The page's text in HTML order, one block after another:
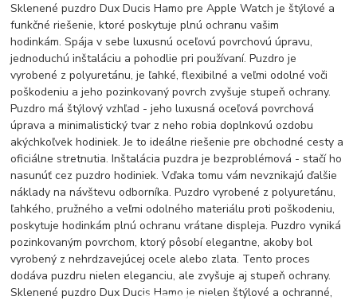
Sklenené puzdro Dux Ducis Hamo pre Apple Watch je štýlové a
funkčné riešenie, ktoré poskytuje plnú ochranu vašim
hodinkám. Spája v sebe luxusnú oceľovú povrchovú úpravu,
jednoduchú inštaláciu a pohodlie pri používaní. Puzdro je
vyrobené z polyuretánu, je ľahké, flexibilné a veľmi odolné voči
poškodeniu a jeho pozinkovaný povrch zvyšuje stupeň ochrany.
Puzdro má štýlový vzhľad - jeho luxusná oceľová povrchová
úprava a minimalistický tvar z neho robia doplnkovú ozdobu
akýchkoľvek hodiniek. Je to ideálne riešenie pre obchodné cesty a
oficiálne stretnutia.Inštalácia puzdra je bezproblémová - stačí ho
nasunúť cez puzdro hodiniek. Vďaka tomu vám nevznikajú ďalšie
náklady na návštevu odborníka. Puzdro vyrobené z polyuretánu,
ľahkého, pružného a veľmi odolného materiálu proti poškodeniu,
poskytuje hodinkám plnú ochranu vrátane displeja.Puzdro vyniká
pozinkovaným povrchom, ktorý pôsobí elegantne, akoby bol
vyrobený z nehrdzavejúcej ocele alebo zlata. Tento proces
dodáva puzdru nielen eleganciu, ale zvyšuje aj stupeň ochrany.
Sklenené puzdro Dux Ducis Hamo je nielen štýlové a ochranné,